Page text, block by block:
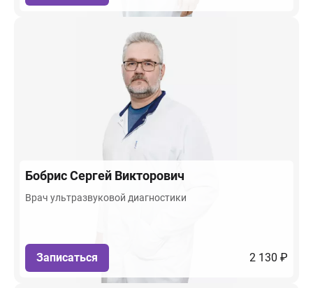
БобрисСергей Викторович
Врач ультразвуковой диагностики
Записаться 2 130 ₽